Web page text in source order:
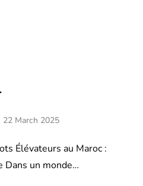
22 March 2025
Élévateurs au Maroc :
Dans un monde…